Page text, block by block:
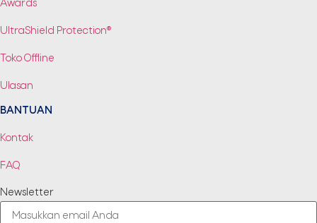
Awards
UltraShield Protection®
Toko Offline
Ulasan
BANTUAN
Kontak
FAQ
Newsletter